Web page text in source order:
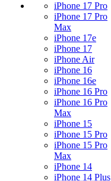
iPhone 17 Pro
iPhone 17 Pro
Max
iPhone 17e
iPhone 17
iPhone Air
iPhone 16
iPhone 16e
iPhone 16 Pro
iPhone 16 Pro
Max
iPhone 15
iPhone 15 Pro
iPhone 15 Pro
Max
iPhone 14
iPhone 14 Plus